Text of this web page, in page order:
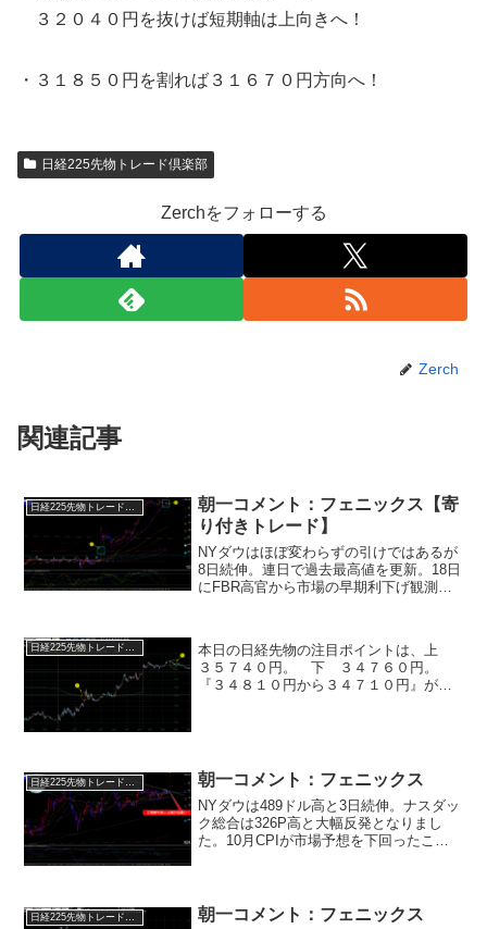
３２０４０円を抜けば短期軸は上向きへ！
・３１８５０円を割れば３１６７０円方向へ！
日経225先物トレード倶楽部
Zerchをフォローする
Zerch
関連記事
日経225先物トレード倶楽部
朝一コメント：フェニックス【寄
り付きトレード】
NYダウはほぼ変わらずの引けではあるが
8日続伸。連日で過去最高値を更新。18日
にFBR高官から市場の早期利下げ観測を
らには利下げに転換するということで米
国市場は夢想状態...
日経225先物トレード倶楽部
本日の日経先物の注目ポイントは、上
３５７４０円。 下 ３４７６０円。
『３４８１０円から３４７１０円』が下
日経225先物トレード倶楽部 朝一コメント：フェニックス
NYダウは489ドル高と3日続伸。ナスダッ
ク総合は326P高と大幅反発となりまし
た。10月CPIが市場予想を下回ったこと
予算成...
朝一コメント：フェニックス